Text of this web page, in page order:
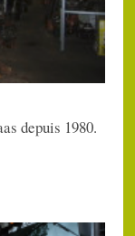
depuis 1980.